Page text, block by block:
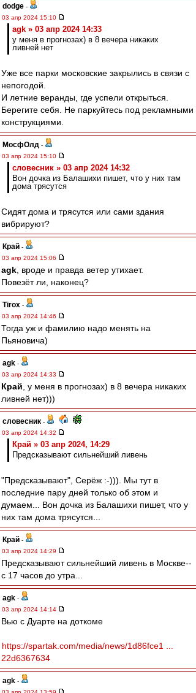
dodge -
03 апр 2024 15:10
agk » 03 апр 2024 14:33
у меня в прогнозах) в 8 вечера никаких
ливней нет
Уже все парки московские закрылись в связи с
непогодой.
И летние веранды, где успели открыться.
Берегите себя. Не паркуйтесь под рекламными
конструкциями.
МосфОлд -
03 апр 2024 15:10
словесник » 03 апр 2024 14:32
Вон дочка из Балашихи пишет, что у них там
дома трясутся
Сидят дома и трясутся или сами здания
вибрируют?
Край -
03 апр 2024 15:06
agk , вроде и правда ветер утихает.
Повезёт ли, наконец?
Tirox -
03 апр 2024 14:46
Тогда уж и фамилию надо менять на
Пьяновича)
agk -
03 апр 2024 14:33
Край , у меня в прогнозах) в 8 вечера никаких
ливней нет)))
словесник -
03 апр 2024 14:32
Край » 03 апр 2024, 14:29
Предсказывают сильнейший ливень
"Предсказывают", Серёж :-))). Мы тут в
последние пару дней только об этом и
думаем... Вон дочка из Балашихи пишет, что у
них там дома трясутся...
Край -
03 апр 2024 14:29
Предсказывают сильнейший ливень в Москве--
с 17 часов до утра...
agk -
03 апр 2024 14:14
Вью с Дуарте на доткоме
https://spartak.com/media/news/1d86fce1 ...
22d6367634
agk -